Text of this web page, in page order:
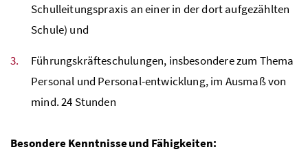
Schulleitungspraxis an einer in der dort aufgezählten
Schule) und
Führungskräfteschulungen, insbesondere zum Thema
Personal und Personal-entwicklung, im Ausmaß von
mind. 24 Stunden
Besondere Kenntnisse und Fähigkeiten: